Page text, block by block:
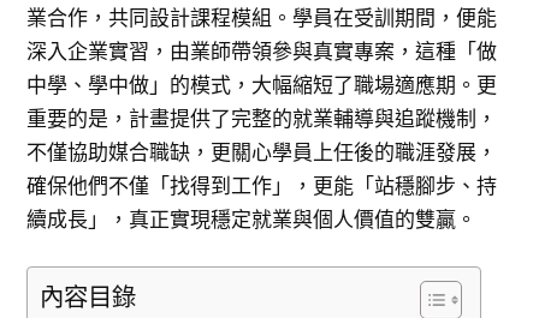
業合作，共同設計課程模組。學員在受訓期間，便能
深入企業實習，由業師帶領參與真實專案，這種「做
中學、學中做」的模式，大幅縮短了職場適應期。更
重要的是，計畫提供了完整的就業輔導與追蹤機制，
不僅協助媒合職缺，更關心學員上任後的職涯發展，
確保他們不僅「找得到工作」，更能「站穩腳步、持
續成長」，真正實現穩定就業與個人價值的雙贏。
內容目錄